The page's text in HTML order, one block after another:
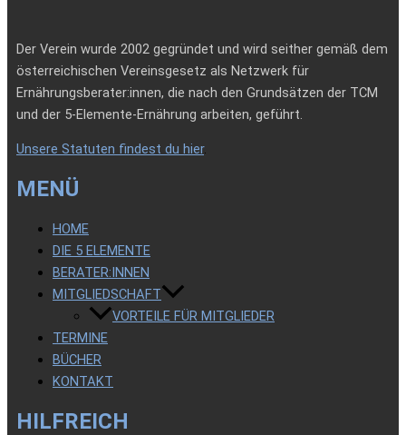
Der Verein wurde 2002 gegründet und wird seither gemäß dem
österreichischen Vereinsgesetz als Netzwerk für
Ernährungsberater:innen, die nach den Grundsätzen der TCM
und der 5-Elemente-Ernährung arbeiten, geführt.
Unsere Statuten findest du hier.
MENÜ
HOME
DIE 5 ELEMENTE
BERATER:INNEN
MITGLIEDSCHAFT
VORTEILE FÜR MITGLIEDER
TERMINE
BÜCHER
KONTAKT
HILFREICH